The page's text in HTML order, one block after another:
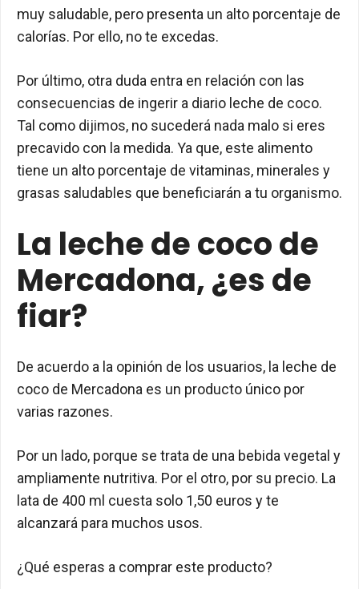
muy saludable, pero presenta un alto porcentaje de
calorías. Por ello, no te excedas.
Por último, otra duda entra en relación con las
consecuencias de ingerir a diario leche de coco.
Tal como dijimos, no sucederá nada malo si eres
precavido con la medida. Ya que, este alimento
tiene un alto porcentaje de vitaminas, minerales y
grasas saludables que beneficiarán a tu organismo.
La leche de coco de
Mercadona, ¿es de
fiar?
De acuerdo a la opinión de los usuarios, la leche de
coco de Mercadona es un producto único por
varias razones.
Por un lado, porque se trata de una bebida vegetal y
ampliamente nutritiva. Por el otro, por su precio. La
lata de 400 ml cuesta solo 1,50 euros y te
alcanzará para muchos usos.
¿Qué esperas a comprar este producto?